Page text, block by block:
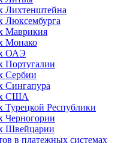
Лихтенштейна
Люксембурга
Маврикия
Монако
ОАЭ
Португалии
Сербии
Сингапура
США
Турецкой Республики
Черногории
Швейцарии
в платежных системах